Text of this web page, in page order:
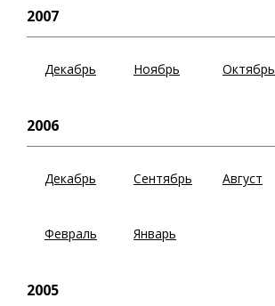
2007
Декабрь Ноябрь Октябрь
2006
Декабрь Сентябрь Август
Февраль Январь
2005